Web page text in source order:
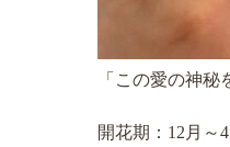
「この愛の神秘
開花期：12月～4